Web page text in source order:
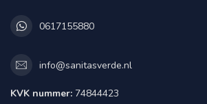
0617155880
info@sanitasverde.nl
KVK nummer: 74844423